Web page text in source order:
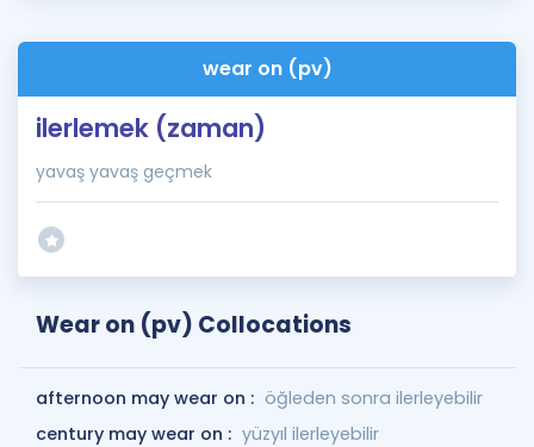
İngilizce Gramer
wear on (pv)
ilerlemek (zaman)
yavaş yavaş geçmek
Wear on (pv) Collocations
afternoon may wear on : öğleden sonra ilerleyebilir
century may wear on : yüzyıl ilerleyebilir